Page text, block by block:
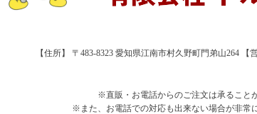
【住所】 〒483-8323 愛知県江南市村久野町門弟山264 【
※直販・お電話からのご注文は承ること
※また、お電話での対応も出来ない場合が非常